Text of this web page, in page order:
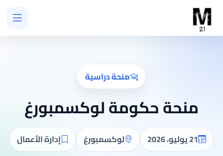
منحة دراسية
منحة حكومة لوكسمبورغ
21 يوليو، 2026 لوكسمبورغ إدارة الأعمال